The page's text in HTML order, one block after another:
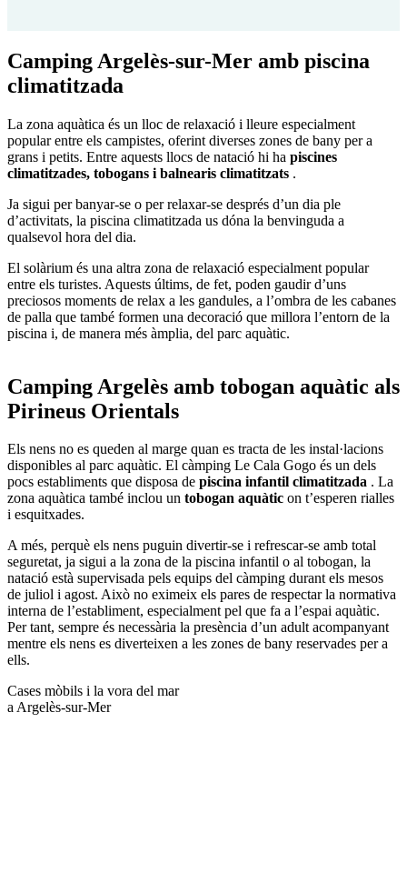
Camping Argelès-sur-Mer amb piscina
climatitzada
La zona aquàtica és un lloc de relaxació i lleure especialment
popular entre els campistes, oferint diverses zones de bany per a
grans i petits. Entre aquests llocs de natació hi ha piscines
climatitzades, tobogans i balnearis climatitzats .
Ja sigui per banyar-se o per relaxar-se després d’un dia ple
d’activitats, la piscina climatitzada us dóna la benvinguda a
qualsevol hora del dia.
El solàrium és una altra zona de relaxació especialment popular
entre els turistes. Aquests últims, de fet, poden gaudir d’uns
preciosos moments de relax a les gandules, a l’ombra de les cabanes
de palla que també formen una decoració que millora l’entorn de la
piscina i, de manera més àmplia, del parc aquàtic.
Camping Argelès amb tobogan aquàtic als
Pirineus Orientals
Els nens no es queden al marge quan es tracta de les instal·lacions
disponibles al parc aquàtic. El càmping Le Cala Gogo és un dels
pocs establiments que disposa de piscina infantil climatitzada . La
zona aquàtica també inclou un tobogan aquàtic on t’esperen rialles
i esquitxades.
A més, perquè els nens puguin divertir-se i refrescar-se amb total
seguretat, ja sigui a la zona de la piscina infantil o al tobogan, la
natació està supervisada pels equips del càmping durant els mesos
de juliol i agost. Això no eximeix els pares de respectar la normativa
interna de l’establiment, especialment pel que fa a l’espai aquàtic.
Per tant, sempre és necessària la presència d’un adult acompanyant
mentre els nens es diverteixen a les zones de bany reservades per a
ells.
Cases mòbils i la vora del mar
a Argelès-sur-Mer